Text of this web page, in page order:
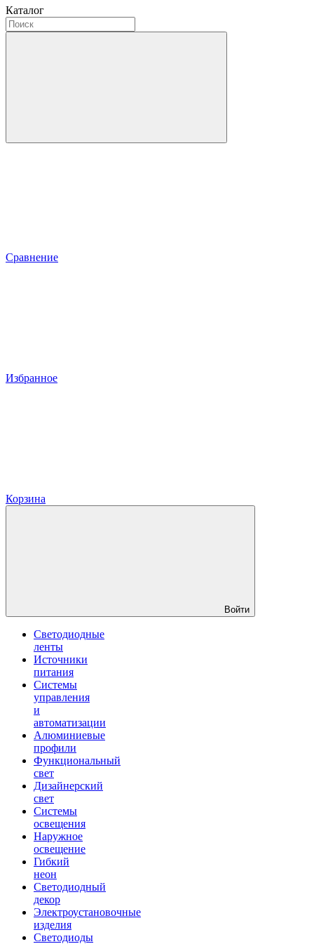
Каталог
Сравнение
Избранное
Корзина
Войти
Светодиодные
ленты
Источники
питания
Системы
управления
и
автоматизации
Алюминиевые
профили
Функциональный
свет
Дизайнерский
свет
Системы
освещения
Наружное
освещение
Гибкий
неон
Светодиодный
декор
Электроустановочные
изделия
Светодиоды